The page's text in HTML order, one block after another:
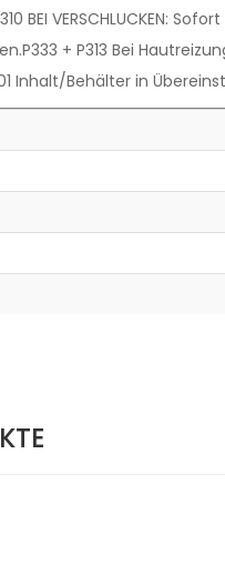
BEI VERSCHLUCKEN:
+ P313 Bei
Inhalt/Behälter in